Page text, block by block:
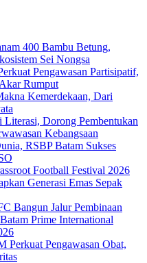
400 Bambu Betung,
Sei Nongsa
Pengawasan Partisipatif,
Rumput
Kemerdekaan, Dari
Dorong Pembentukan
Kebangsaan
RSBP Batam Sukses
Football Festival 2026
Generasi Emas Sepak
Bangun Jalur Pembinaan
Prime International
Perkuat Pengawasan Obat,